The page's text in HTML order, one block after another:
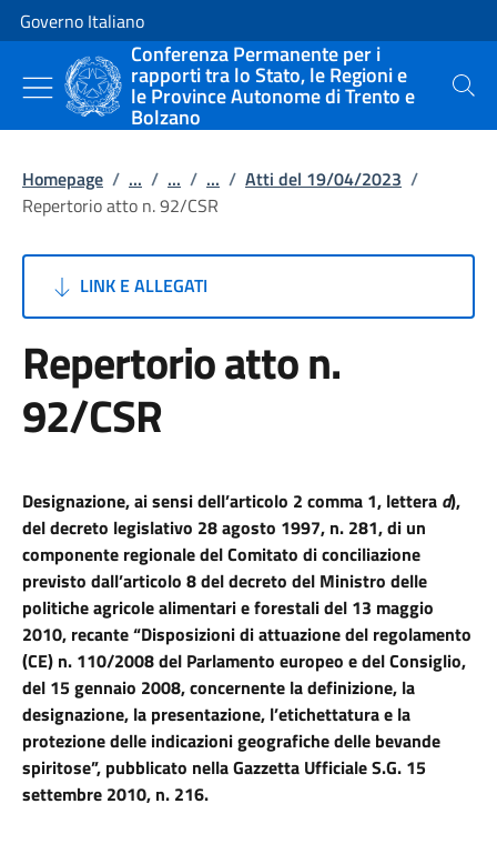
Vai al contenuto
Vai alla navigazione del sito
Governo Italiano
Conferenza Permanente per i
rapporti tra lo Stato, le Regioni e
le Province Autonome di Trento e
Bolzano
Cerca
Homepage / ... / ... / ... / Atti del 19/04/2023 /
Repertorio atto n. 92/CSR
LINK E ALLEGATI
Repertorio atto n.
92/CSR
Designazione, ai sensi dell’articolo 2 comma 1, lettera d),
del decreto legislativo 28 agosto 1997, n. 281, di un
componente regionale del Comitato di conciliazione
previsto dall’articolo 8 del decreto del Ministro delle
politiche agricole alimentari e forestali del 13 maggio
2010, recante “Disposizioni di attuazione del regolamento
(CE) n. 110/2008 del Parlamento europeo e del Consiglio,
del 15 gennaio 2008, concernente la definizione, la
designazione, la presentazione, l’etichettatura e la
protezione delle indicazioni geografiche delle bevande
spiritose”, pubblicato nella Gazzetta Ufficiale S.G. 15
settembre 2010, n. 216.